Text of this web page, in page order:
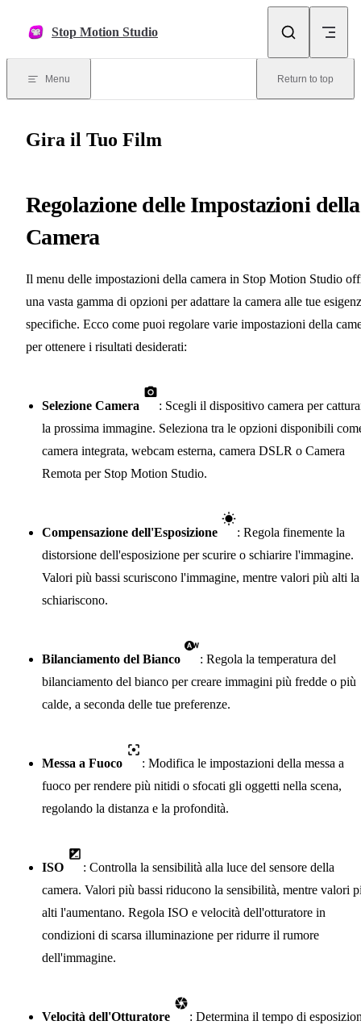
Stop Motion Studio
Menu Return to top
Gira il Tuo Film
Regolazione delle Impostazioni della
Camera
Il menu delle impostazioni della camera in Stop Motion Studio
una vasta gamma di opzioni per adattare la camera alle tue
specifiche. Ecco come puoi regolare varie impostazioni della
per ottenere i risultati desiderati:
Selezione Camera
: Scegli il dispositivo camera per
la prossima immagine. Seleziona tra le opzioni disponibili
camera integrata, webcam esterna, camera DSLR o Camera
Remota per Stop Motion Studio.
Compensazione dell'Esposizione
: Regola finemente la
distorsione dell'esposizione per scurire o schiarire l'immagine.
Valori più bassi scuriscono l'immagine, mentre valori più alti la
schiariscono.
Bilanciamento del Bianco
: Regola la temperatura del
bilanciamento del bianco per creare immagini più fredde o più
calde, a seconda delle tue preferenze.
Messa a Fuoco
: Modifica le impostazioni della messa a
fuoco per rendere più nitidi o sfocati gli oggetti nella scena,
regolando la distanza e la profondità.
ISO
: Controlla la sensibilità alla luce del sensore della
camera. Valori più bassi riducono la sensibilità, mentre valori
alti l'aumentano. Regola ISO e velocità dell'otturatore in
condizioni di scarsa illuminazione per ridurre il rumore
dell'immagine.
Velocità dell'Otturatore
: Determina il tempo di